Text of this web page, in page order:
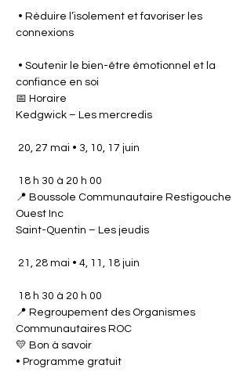
• Réduire l’isolement et favoriser les
connexions
• Soutenir le bien-être émotionnel et la
confiance en soi
📅 Horaire
Kedgwick – Les mercredis
20, 27 mai • 3, 10, 17 juin
18 h 30 à 20 h 00
📍 Boussole Communautaire Restigouche
Ouest Inc
Saint-Quentin – Les jeudis
21, 28 mai • 4, 11, 18 juin
18 h 30 à 20 h 00
📍 Regroupement des Organismes
Communautaires ROC
💛 Bon à savoir
• Programme gratuit